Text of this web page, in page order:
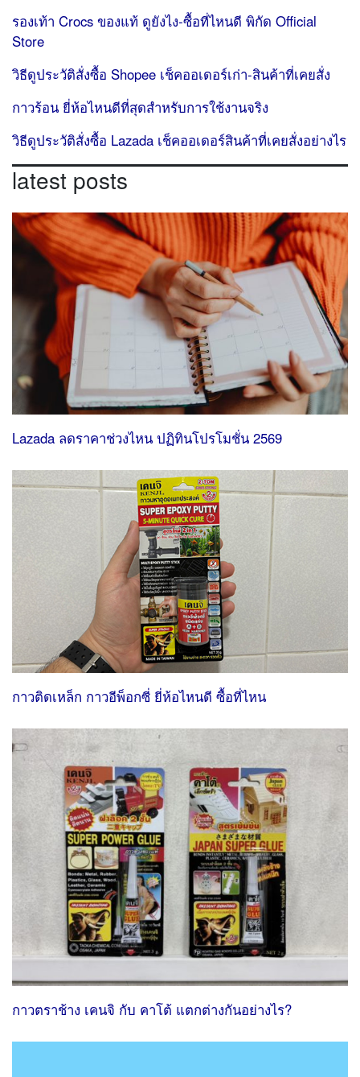
รองเท้า Crocs ของแท้ ดูยังไง-ซื้อที่ไหนดี พิกัด Official
Store
วิธีดูประวัติสั่งซื้อ Shopee เช็คออเดอร์เก่า-สินค้าที่เคยสั่ง
กาวร้อน ยี่ห้อไหนดีที่สุดสำหรับการใช้งานจริง
วิธีดูประวัติสั่งซื้อ Lazada เช็คออเดอร์สินค้าที่เคยสั่งอย่างไร
latest posts
Lazada ลดราคาช่วงไหน ปฏิทินโปรโมชั่น 2569
กาวติดเหล็ก กาวอีพ็อกซี่ ยี่ห้อไหนดี ซื้อที่ไหน
กาวตราช้าง เคนจิ กับ คาโต้ แตกต่างกันอย่างไร?